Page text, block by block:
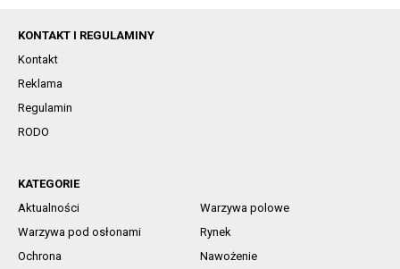
KONTAKT I REGULAMINY
Kontakt
Reklama
Regulamin
RODO
KATEGORIE
Aktualności
Warzywa polowe
Warzywa pod osłonami
Rynek
Ochrona
Nawożenie